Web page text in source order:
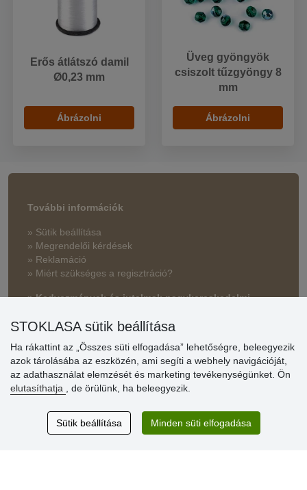
Erős átlátszó damil
Ø0,23 mm
Ábrázolni
Üveg gyöngyök
csiszolt tűzgyöngy 8
mm
Ábrázolni
További információk
» Sütik beállítása
» Megrendelői kérdések
» Reklamáció
» Miért szükséges a regisztráció?
» Kedvezmények és jutalmak nagykereskedelmi
Vásárlók
Excellent service
STOKLASA sütik beállítása
Ha rákattint az „Összes süti elfogadása” lehetőségre, beleegyezik
azok tárolásába az eszközén, ami segíti a webhely navigációját,
az adathasználat elemzését és marketing tevékenységünket. Ön
elutasíthatja
, de örülünk, ha beleegyezik.
Sütik beállítása Minden süti elfogadása